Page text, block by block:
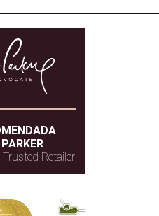
Retailer